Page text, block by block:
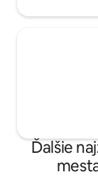
Ďalšie